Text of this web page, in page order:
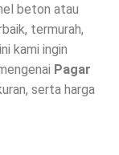
beton atau
termurah,
kami ingin
Pagar
serta harga